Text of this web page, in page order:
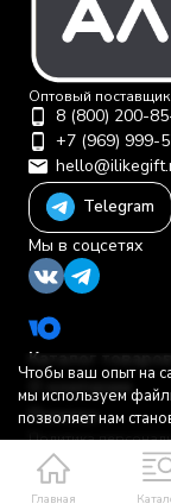
Главная
Оптовый
8 (800) 200-
+7 (969) 999-
Telegram
Мы в соцсетях
Каталог товаров
О компании
Помощь
Политика
© 2012-2026 ООО
Чтобы ваш опыт на
мы используем
позволяет нам